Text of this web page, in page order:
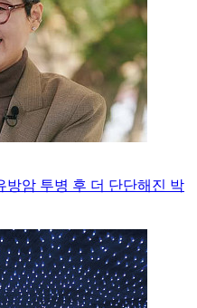
방암 투병 후 더 단단해진 박